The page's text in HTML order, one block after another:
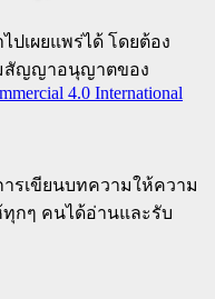
เผยแพร่ได้ โดยต้อง
สัญญาอนุญาตของ
4.0 International
ารเขียนบทความให้ความ
ทุกๆ คนได้อ่านและรับ